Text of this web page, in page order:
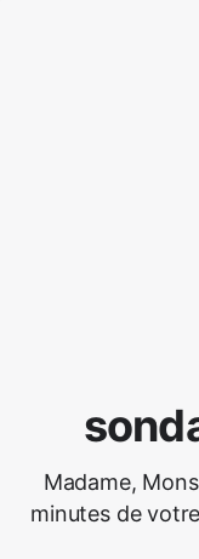
Madame,
minutes de